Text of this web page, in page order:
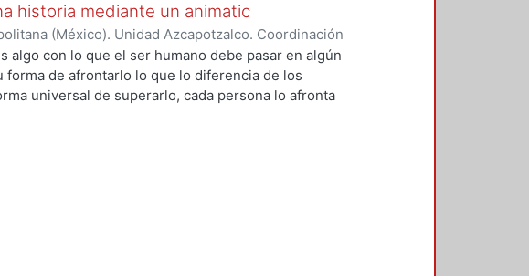
historia mediante un animatic
(México). Unidad Azcapotzalco. Coordinación
01)Pérez Laguna, Diana
algo con lo que el ser humano debe pasar en algún
forma de afrontarlo lo que lo diferencia de los
universal de superarlo, cada persona lo afronta